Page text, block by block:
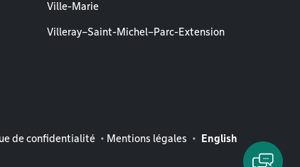
Ville-Marie
Villeray–Saint-Michel–Parc-Extension
légales
de confidentialité Mentions légales English